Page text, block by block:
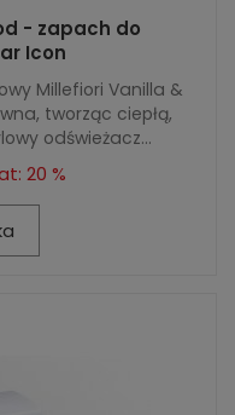
- zapach do
Icon
Millefiori Vanilla &
tworząc ciepłą,
odświeżacz...
20 %